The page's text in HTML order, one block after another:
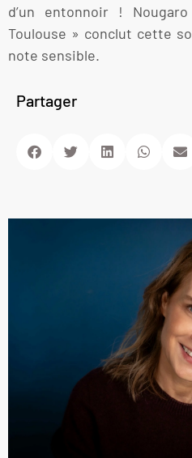
d’un entonnoir !
Toulouse » conclut cette
note sensible.
Partager